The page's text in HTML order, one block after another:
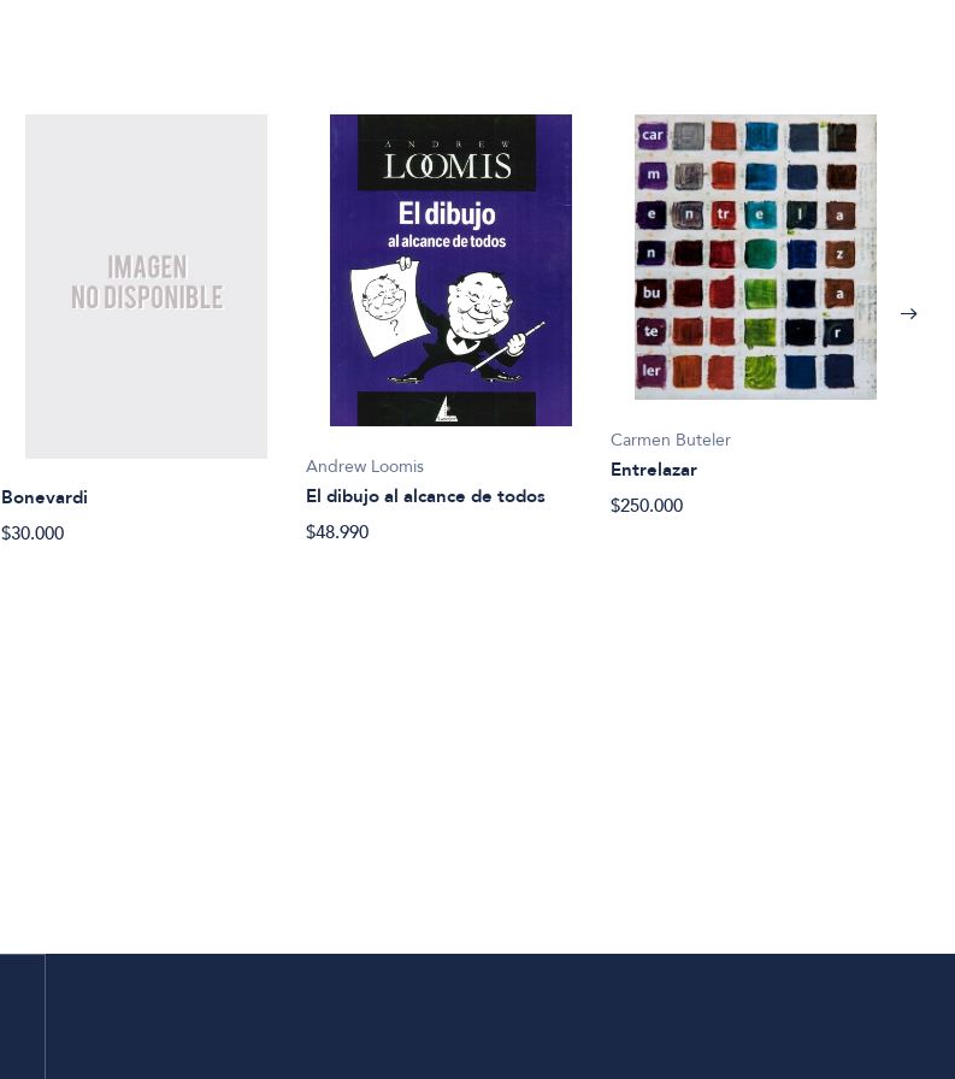
Bonevardi
$30.000
Andrew Loomis
El dibujo al alcance de todos
$48.990
Carmen Buteler
Entrelazar
$250.000